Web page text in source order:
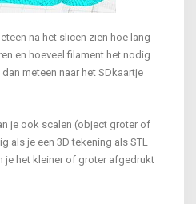
na het slicen zien hoe lang
en hoeveel filament het nodig
meteen naar het SDkaartje
je ook scalen (object groter of
als je een 3D tekening als STL
je het kleiner of groter afgedrukt